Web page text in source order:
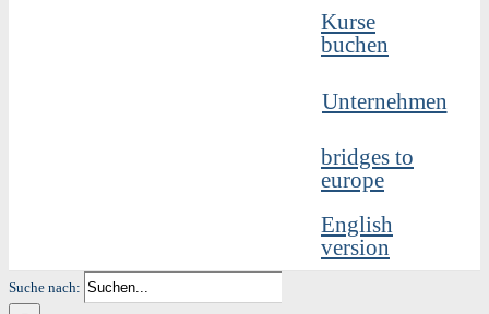
Kurse
buchen
Unternehmen
bridges to
europe
English
version
Suche nach: